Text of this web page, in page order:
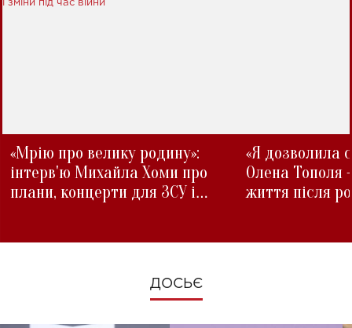
«Мрію про велику родину»:
інтерв'ю Михайла Хоми про
плани, концерти для ЗСУ і
«Я дозволила
Олена Тополя
життя після
ДОСЬЄ